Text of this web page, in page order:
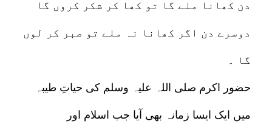
دن کھانا ملے گا تو کھا کر شکر کروں گا
دوسرے دن اگر کھانا نہ ملے تو صبر کر لوں
گا ۔
حضور اکرم صلی اللہ علیہ وسلم کی حیاتِ طیبہ
میں ایک ایسا زمانہ بھی آیا جب اسلام اور